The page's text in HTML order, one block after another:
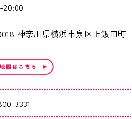
20:00
神奈川県横浜市泉区上飯田町
3331